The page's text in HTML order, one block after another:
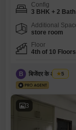
Config
3 BHK + 2 Bath
Additional
store room
Floor
4th of 10 Floors
B बिजेंदर के आर शर्मा
5
3